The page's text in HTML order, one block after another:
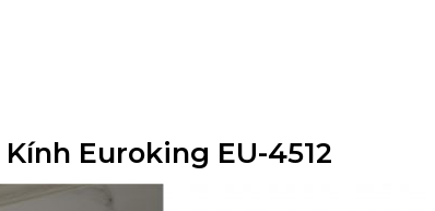
Euroking EU-4512